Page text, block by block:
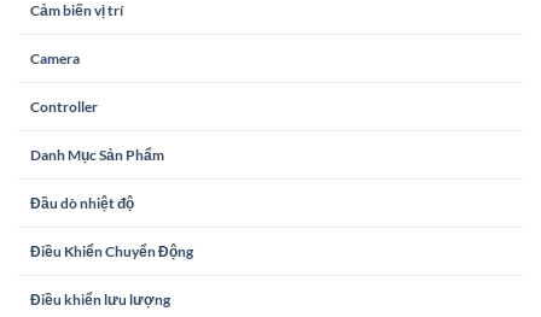
Cảm biến vị trí
Camera
Controller
Danh Mục Sản Phẩm
Đầu dò nhiệt độ
Điều Khiển Chuyển Động
Điều khiển lưu lượng